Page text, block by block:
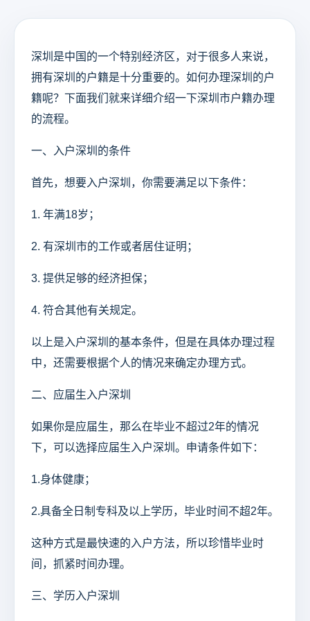
深圳是中国的一个特别经济区，对于很多人来说，
拥有深圳的户籍是十分重要的。如何办理深圳的户
籍呢？下面我们就来详细介绍一下深圳市户籍办理
的流程。
一、入户深圳的条件
首先，想要入户深圳，你需要满足以下条件：
1. 年满18岁；
2. 有深圳市的工作或者居住证明；
3. 提供足够的经济担保；
4. 符合其他有关规定。
以上是入户深圳的基本条件，但是在具体办理过程
中，还需要根据个人的情况来确定办理方式。
二、应届生入户深圳
如果你是应届生，那么在毕业不超过2年的情况
下，可以选择应届生入户深圳。申请条件如下：
1.身体健康；
2.具备全日制专科及以上学历，毕业时间不超2年。
这种方式是最快速的入户方法，所以珍惜毕业时
间，抓紧时间办理。
三、学历入户深圳